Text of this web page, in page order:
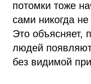
потомки тоже
сами никогда не
Это объясняет,
людей
без видимой